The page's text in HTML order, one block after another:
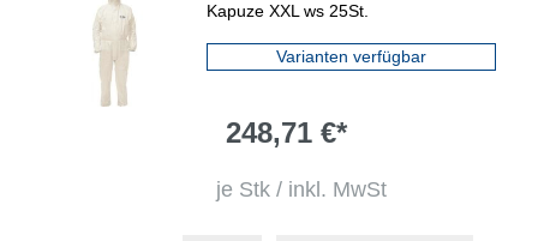
Kapuze XXL ws 25St.
Varianten verfügbar
248,71 €*
je Stk / inkl. MwSt